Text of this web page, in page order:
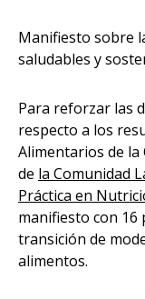
Manifiesto sobre
saludables y
Para reforzar las
respecto a los
Alimentarios de la
de la Comunidad
Práctica en
manifiesto con
transición de
alimentos.